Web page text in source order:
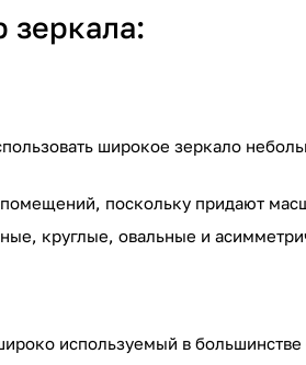
широкое зеркало
поскольку придают
круглые, овальные и
используемый в большинстве